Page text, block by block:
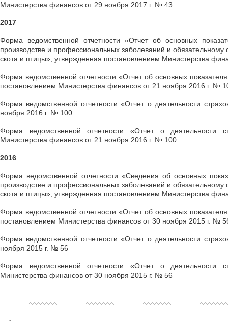
Министерства финансов от 29 ноября 2017 г. № 43
2017
Форма ведомственной отчетности «Отчет об основных
производстве и профессиональных заболеваний и обязательному
скота и птицы», утвержденная постановлением Министерства
Форма ведомственной отчетности «Отчет об основных
постановлением Министерства финансов от 21 ноября 2016 г. №
Форма ведомственной отчетности «Отчет о деятельности
ноября 2016 г. № 100
Форма ведомственной отчетности «Отчет о деятельности
Министерства финансов от 21 ноября 2016 г. № 100
2016
Форма ведомственной отчетности «Сведения об основных
производстве и профессиональных заболеваний и обязательному
скота и птицы», утвержденная постановлением Министерства
Форма ведомственной отчетности «Отчет об основных
постановлением Министерства финансов от 30 ноября 2015 г. №
Форма ведомственной отчетности «Отчет о деятельности
ноября 2015 г. № 56
Форма ведомственной отчетности «Отчет о деятельности
Министерства финансов от 30 ноября 2015 г. № 56